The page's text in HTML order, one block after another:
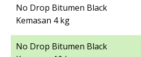
No Drop Bitumen Black
Kemasan 4 kg
No Drop Bitumen Black